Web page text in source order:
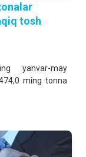
tosh
yanvar-may
ming tonna